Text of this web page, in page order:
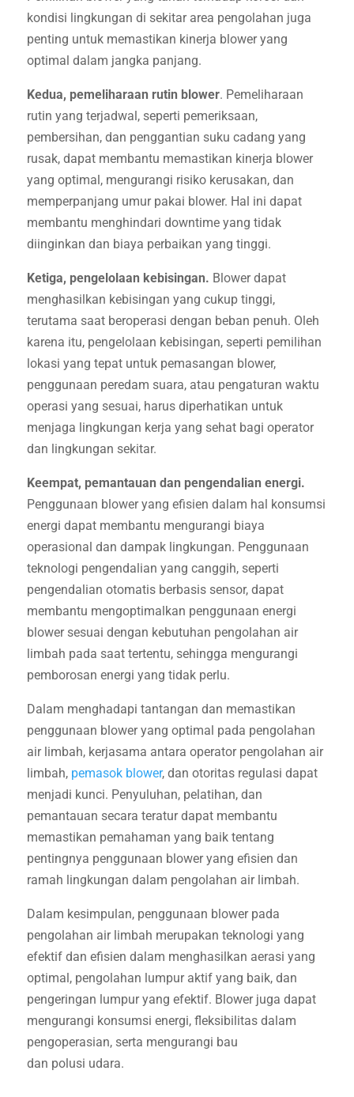
kondisi lingkungan di sekitar area pengolahan juga
penting untuk memastikan kinerja blower yang
optimal dalam jangka panjang.
Kedua, pemeliharaan rutin blower. Pemeliharaan
rutin yang terjadwal, seperti pemeriksaan,
pembersihan, dan penggantian suku cadang yang
rusak, dapat membantu memastikan kinerja blower
yang optimal, mengurangi risiko kerusakan, dan
memperpanjang umur pakai blower. Hal ini dapat
membantu menghindari downtime yang tidak
diinginkan dan biaya perbaikan yang tinggi.
Ketiga, pengelolaan kebisingan. Blower dapat
menghasilkan kebisingan yang cukup tinggi,
terutama saat beroperasi dengan beban penuh. Oleh
karena itu, pengelolaan kebisingan, seperti pemilihan
lokasi yang tepat untuk pemasangan blower,
penggunaan peredam suara, atau pengaturan waktu
operasi yang sesuai, harus diperhatikan untuk
menjaga lingkungan kerja yang sehat bagi operator
dan lingkungan sekitar.
Keempat, pemantauan dan pengendalian energi.
Penggunaan blower yang efisien dalam hal konsumsi
energi dapat membantu mengurangi biaya
operasional dan dampak lingkungan. Penggunaan
teknologi pengendalian yang canggih, seperti
pengendalian otomatis berbasis sensor, dapat
membantu mengoptimalkan penggunaan energi
blower sesuai dengan kebutuhan pengolahan air
limbah pada saat tertentu, sehingga mengurangi
pemborosan energi yang tidak perlu.
Dalam menghadapi tantangan dan memastikan
penggunaan blower yang optimal pada pengolahan
air limbah, kerjasama antara operator pengolahan air
limbah, pemasok blower, dan otoritas regulasi dapat
menjadi kunci. Penyuluhan, pelatihan, dan
pemantauan secara teratur dapat membantu
memastikan pemahaman yang baik tentang
pentingnya penggunaan blower yang efisien dan
ramah lingkungan dalam pengolahan air limbah.
Dalam kesimpulan, penggunaan blower pada
pengolahan air limbah merupakan teknologi yang
efektif dan efisien dalam menghasilkan aerasi yang
optimal, pengolahan lumpur aktif yang baik, dan
pengeringan lumpur yang efektif. Blower juga dapat
mengurangi konsumsi energi, fleksibilitas dalam
pengoperasian, serta mengurangi bau
dan polusi udara.